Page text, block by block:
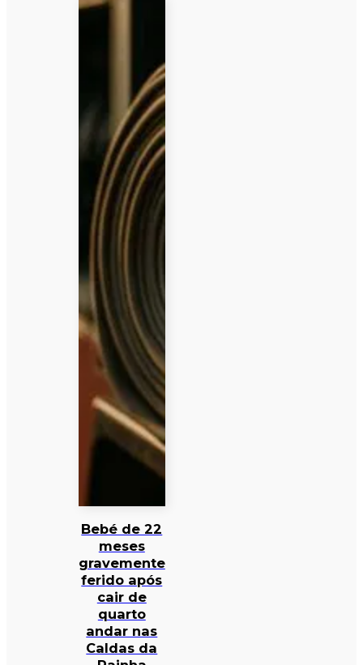
Bebé de 22
meses
gravemente
ferido após
cair de
quarto
andar nas
Caldas da